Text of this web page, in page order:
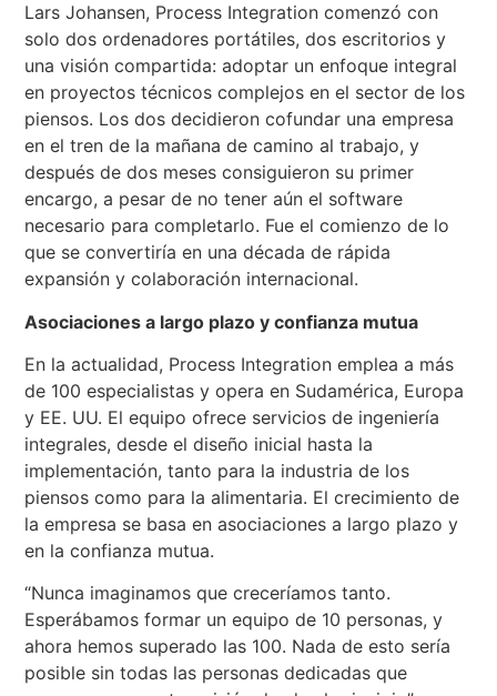
Lars Johansen, Process Integration comenzó con
solo dos ordenadores portátiles, dos escritorios y
una visión compartida: adoptar un enfoque integral
en proyectos técnicos complejos en el sector de los
piensos. Los dos decidieron cofundar una empresa
en el tren de la mañana de camino al trabajo, y
después de dos meses consiguieron su primer
encargo, a pesar de no tener aún el software
necesario para completarlo. Fue el comienzo de lo
que se convertiría en una década de rápida
expansión y colaboración internacional.
Asociaciones a largo plazo y confianza mutua
En la actualidad, Process Integration emplea a más
de 100 especialistas y opera en Sudamérica, Europa
y EE. UU. El equipo ofrece servicios de ingeniería
integrales, desde el diseño inicial hasta la
implementación, tanto para la industria de los
piensos como para la alimentaria. El crecimiento de
la empresa se basa en asociaciones a largo plazo y
en la confianza mutua.
“Nunca imaginamos que creceríamos tanto.
Esperábamos formar un equipo de 10 personas, y
ahora hemos superado las 100. Nada de esto sería
posible sin todas las personas dedicadas que